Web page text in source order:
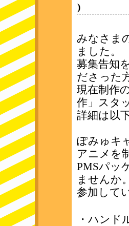
)
みなさま
ました。
募集告知
ださった
現在制作
作」スタ
詳細は以
ぽみゅキ
アニメを
PMSパッ
ませんか。
参加して
・ハンド